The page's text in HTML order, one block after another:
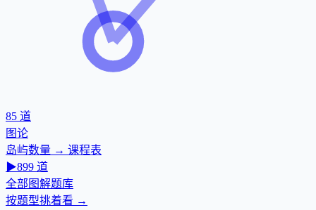
85 道
图论
岛屿数量 → 课程表
▶899 道
全部图解题库
按题型挑着看 →